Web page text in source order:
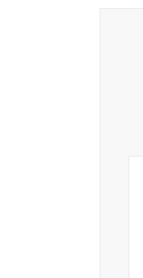
행위
리얼
『13
소리
교도